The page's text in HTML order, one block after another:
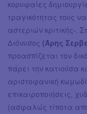
κορυφαίες
τραγικότητας τους
αστεριών κριτικής-.
Διόνυσος (Άρης
προασπίζεται τον
πάρει την κατιούσα
αριστοφανική
επικαιροποιήσεις,
(ασφαλώς τίποτα